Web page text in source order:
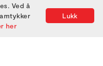
Lukk
Ved å
her